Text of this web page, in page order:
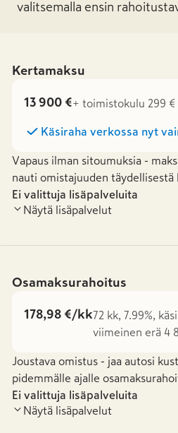
valitsemalla ensin
Kertamaksu
13 900 €+ toimistokulu 299 €
Käsiraha verkossa nyt
Vapaus ilman sitoumuksia -
nauti omistajuuden täydellisestä
Ei valittuja lisäpalveluita
Näytä lisäpalvelut
Osamaksurahoitus
178,98 €/kk72 kk, 7.99%,
viimeinen erä 4
Joustava omistus - jaa autosi
pidemmälle ajalle
Ei valittuja lisäpalveluita
Näytä lisäpalvelut